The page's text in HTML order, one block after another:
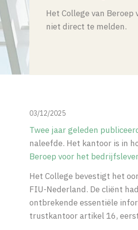
Het College van
niet direct te melden.
03/12/2025
Twee jaar geleden
naleefde. Het kantoor is in
Beroep voor het
Het College bevestigt het
FIU-Nederland. De cliënt
ontbrekende essentiële
trustkantoor artikel 16,